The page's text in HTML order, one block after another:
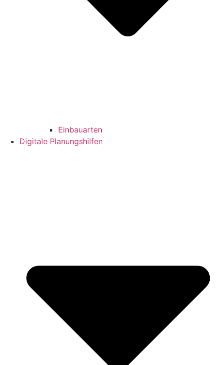
Einbauarten
Digitale Planungshilfen